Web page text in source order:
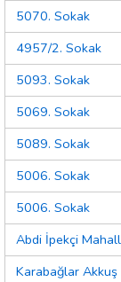
5070. Sokak
4957/2. Sokak
5093. Sokak
5069. Sokak
5089. Sokak
5006. Sokak
5006. Sokak
Abdi İpekçi
Karabağlar Akkuş